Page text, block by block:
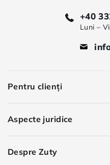
+40
Luni –
Pentru clienți
Aspecte juridice
Despre Zuty